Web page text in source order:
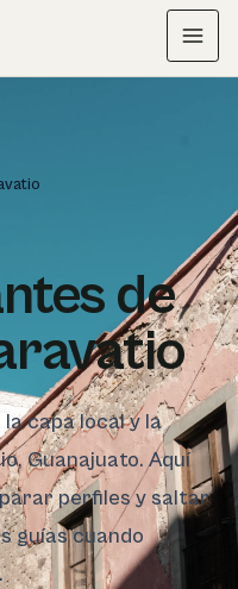
Menú
de
capa local y la
Guanajuato. Aquí
perfiles y saltar
guías cuando